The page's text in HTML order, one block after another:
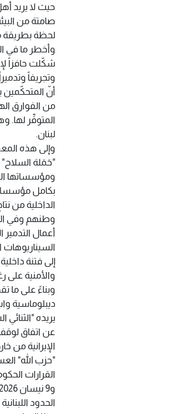
حيث لا يريد
صامتة من
لحظة بطريقة
وأخطر ما في
شكّلت حافزاً
وتجريفاً
أنّ المتحكّمين
من الفوارق
المتوفِّر لها.
لبنان.
وإلى هذه
"حَمَلة السلاح"
ومؤسساتها
بكامل
الداخلية من
وطنهم وفي
أعمال
إلى فتنة
والأمنية على
وبناءً على ما
يريده
عن اتفاق لوقف
الإيرانية
"حزب الله"
الحدود